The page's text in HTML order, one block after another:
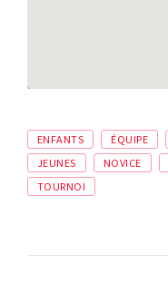
ENFANTS ÉQUIPE
JEUNES
NOVICE
TOURNOI